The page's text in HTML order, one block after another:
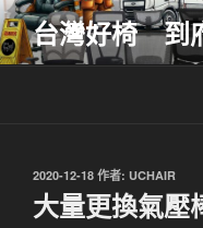
跳
至
主
台灣好椅 到
發
於
2020-12-18 作者: UCHAIR
大量更換氣壓